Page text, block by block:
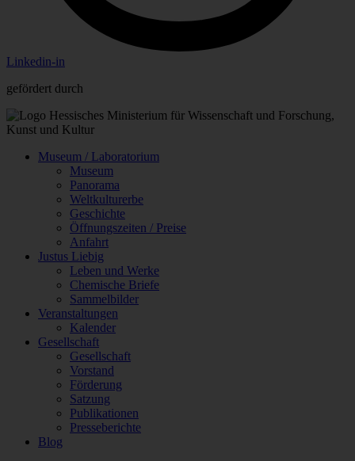
Linkedin-in
gefördert durch
Museum / Laboratorium
Museum
Panorama
Weltkulturerbe
Geschichte
Öffnungszeiten / Preise
Anfahrt
Justus Liebig
Leben und Werke
Chemische Briefe
Sammelbilder
Veranstaltungen
Kalender
Gesellschaft
Gesellschaft
Vorstand
Förderung
Satzung
Publikationen
Presseberichte
Blog